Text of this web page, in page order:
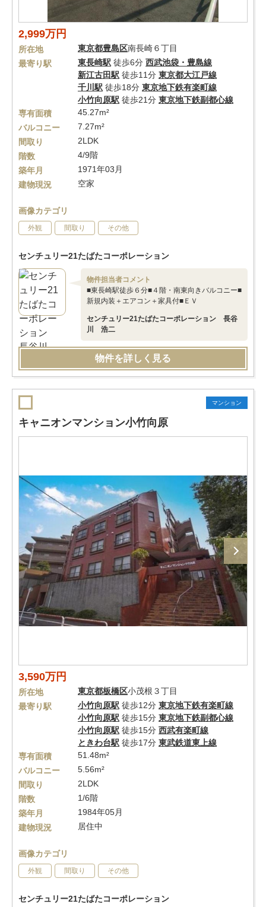
2,999万円
所在地 東京都豊島区南長崎６丁目
最寄り駅
東長崎駅 徒歩6分 西武池袋・豊島線
新江古田駅 徒歩11分 東京都大江戸線
千川駅 徒歩18分 東京地下鉄有楽町線
小竹向原駅 徒歩21分 東京地下鉄副都心線
専有面積
45.27m²
バルコニー
7.27m²
間取り
2LDK
階数
4/9階
築年月
1971年03月
建物現況
空家
画像カテゴリ
外観 間取り その他
センチュリー21たばたコーポレーション
物件担当者コメント
■東長崎駅徒歩６分■４階・南東向きバルコニー■
新規内装＋エアコン＋家具付■ＥＶ
センチュリー21たばたコーポレーション 長谷
川 浩二
物件を詳しく見る
マンション
キャニオンマンション小竹向原
3,590万円
所在地 東京都板橋区小茂根３丁目
最寄り駅
小竹向原駅 徒歩12分 東京地下鉄有楽町線
小竹向原駅 徒歩15分 東京地下鉄副都心線
小竹向原駅 徒歩15分 西武有楽町線
ときわ台駅 徒歩17分 東武鉄道東上線
専有面積
51.48m²
バルコニー
5.56m²
間取り
2LDK
階数
1/6階
築年月
1984年05月
建物現況
居住中
画像カテゴリ
外観 間取り その他
センチュリー21たばたコーポレーション